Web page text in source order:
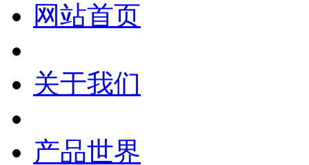
网站首页
关于我们
产品世界